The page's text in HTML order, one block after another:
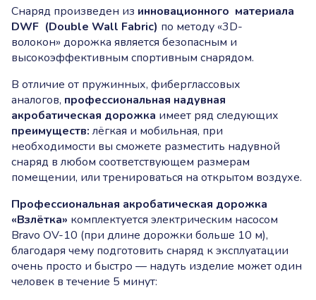
Снаряд произведен из инновационного материала
DWF (Double Wall Fabric) по методу «3D-
волокон» дорожка является безопасным и
высокоэффективным спортивным снарядом.
В отличие от пружинных, фиберглассовых
аналогов, профессиональная надувная
акробатическая дорожка имеет ряд следующих
преимуществ: лёгкая и мобильная, при
необходимости вы сможете разместить надувной
снаряд в любом соответствующем размерам
помещении, или тренироваться на открытом воздухе.
Профессиональная акробатическая дорожка
«Взлётка» комплектуется электрическим насосом
Bravo OV-10 (при длине дорожки больше 10 м),
благодаря чему подготовить снаряд к эксплуатации
очень просто и быстро — надуть изделие может один
человек в течение 5 минут: